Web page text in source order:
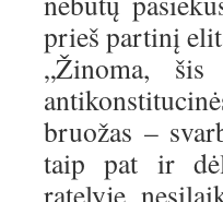
prieš partinį
„Žinoma, šis
bruožas –
taip pat ir
ratelyje,